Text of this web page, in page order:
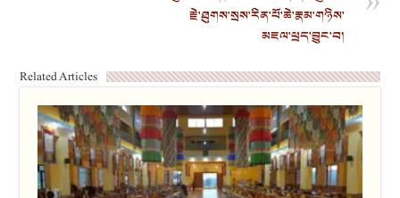
རྗེ་ཐུགས་སྲས་རིན་པོ་ཆེ་རྣམ་གཉིས་
མཇལ་ཕྲད་བྱུང་བ།
Related Articles